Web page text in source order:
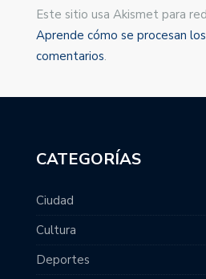
Este sitio usa Akismet para
Aprende cómo se procesan
comentarios.
CATEGORÍAS
Ciudad
Cultura
Deportes